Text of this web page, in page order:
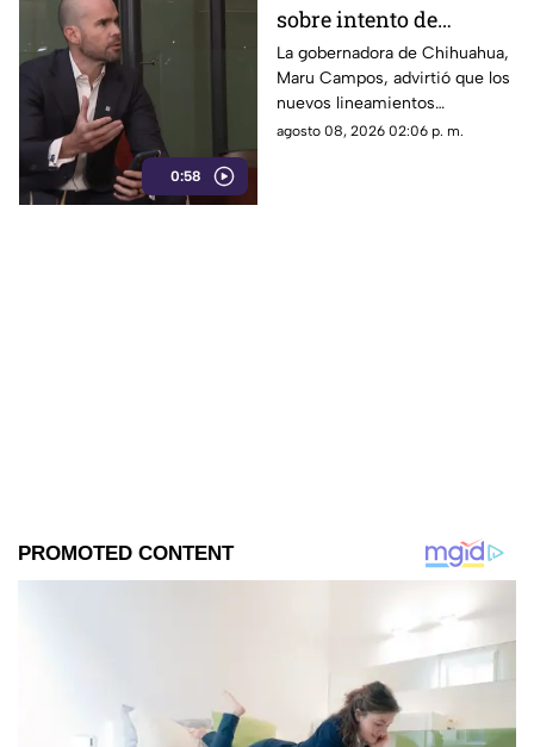
0:58
sobre intento de
censura del Gobierno
Federal bajo la nueva
ley que controla a los
medios
La gobernadora de Chihuahua,
Maru Campos, advirtió que los
nuevos lineamientos
impulsados por el Gobierno
agosto 08, 2026 02:06 p. m.